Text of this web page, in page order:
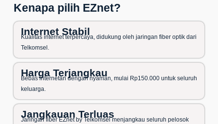
Kenapa pilih EZnet?
Internet Stabil
Kualitas internet terpercaya, didukung oleh jaringan fiber optik dari
Telkomsel.
Harga Terjangkau
Bebas internetan dengan nyaman, mulai Rp150.000 untuk seluruh
keluarga.
Jangkauan Terluas
Jaringan fiber EZnet by Telkomsel menjangkau seluruh pelosok